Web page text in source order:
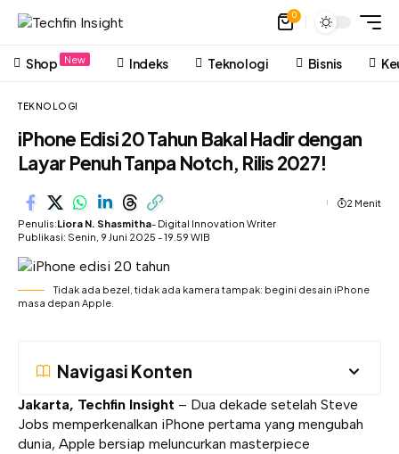
0
Shop New Indeks Teknologi Bisnis
TEKNOLOGI
iPhone Edisi 20 Tahun Bakal Hadir dengan
Layar Penuh Tanpa Notch, Rilis 2027!
Penulis:Liora N. Shasmitha- Digital Innovation Writer
Publikasi: Senin, 9 Juni 2025 - 19.59 WIB
2 Menit
Tidak ada bezel, tidak ada kamera tampak: begini desain iPhone
masa depan Apple.
Navigasi Konten
Jakarta, Techfin Insight – Dua dekade setelah Steve
Jobs memperkenalkan iPhone pertama yang mengubah
dunia, Apple bersiap meluncurkan masterpiece